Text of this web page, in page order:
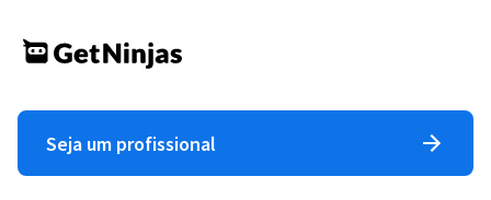
Seja um profissional